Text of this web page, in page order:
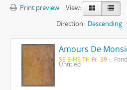
Print preview
View:
Direction: Descending
SE S-HS Til. Fr. 39
Untitled